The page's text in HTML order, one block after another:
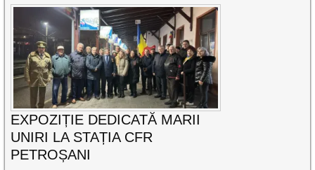
EXPOZIȚIE DEDICATĂ MARII
UNIRI LA STAȚIA CFR
PETROȘANI